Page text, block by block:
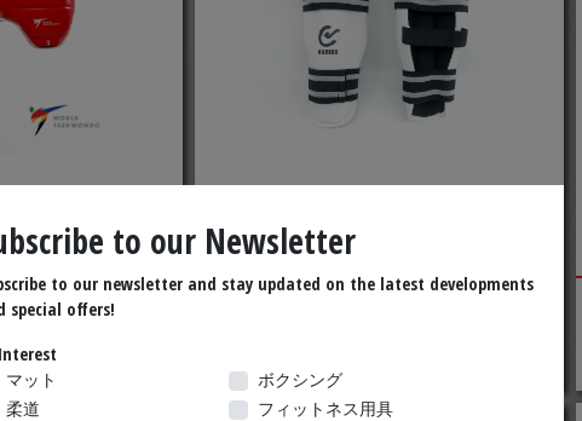
PROTECTOR
52.49 $ US
to our Newsletter
to our newsletter and stay updated on the latest developments
special offers!
Interest
マット
柔道
ボクシング
フィットネス用具